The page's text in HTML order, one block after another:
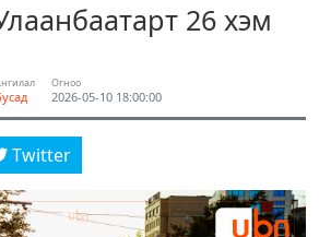
26 хэм
Огноо
2026-05-10 18:00:00
Twitter